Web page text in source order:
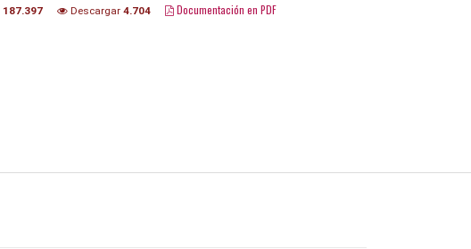
187.397 Descargar 4.704 Documentación en PDF